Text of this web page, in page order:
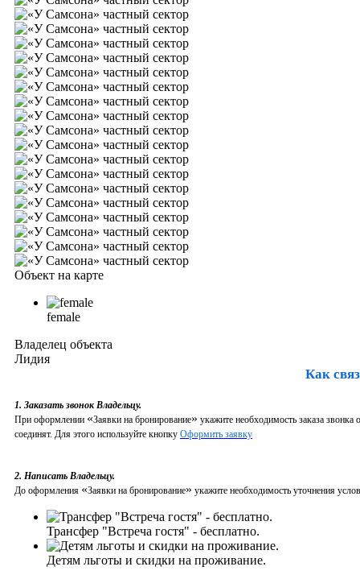
Объект на карте
female
Владелец объекта
Лидия
Как
1. Заказать звонок Владельцу.
При оформлении «Заявки на бронирование» укажите необходимость заказа звонка
соединят. Для этого используйте кнопку Оформить заявку
2. Написать Владельцу.
До оформления «Заявки на бронирование» укажите необходимость уточнения
Трансфер "Встреча гостя" - бесплатно.
Детям льготы и скидки на проживание.